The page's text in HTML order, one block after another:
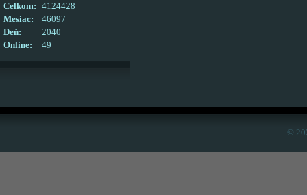
Online: 49
Celkom:
4124428
Mesiac:
46097
Deň:
2040
©